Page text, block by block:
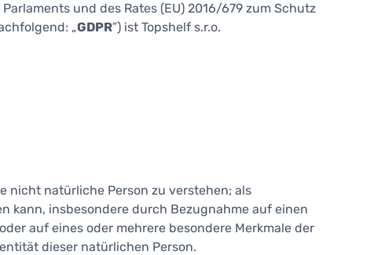
und des Rates (EU) 2016/679 zum Schutz
„GDPR”) ist Topshelf s.r.o.
natürliche Person zu verstehen; als
kann, insbesondere durch Bezugnahme auf einen
auf eines oder mehrere besondere Merkmale der
dieser natürlichen Person.